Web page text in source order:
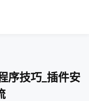
序技巧_插件安